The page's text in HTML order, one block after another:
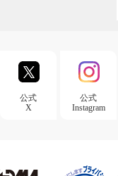
公式
X
公式
Instagram